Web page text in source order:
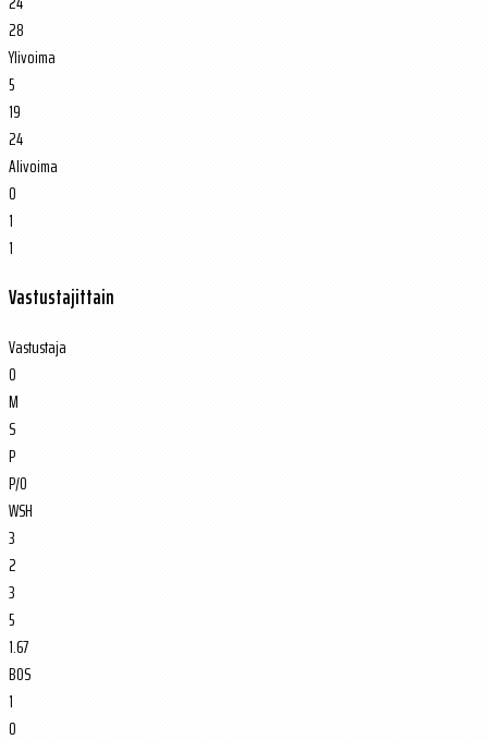
28
Ylivoima
5
19
24
Alivoima
0
1
1
Vastustajittain
Vastustaja
O
M
S
P
P/O
WSH
3
2
3
5
1.67
BOS
1
0